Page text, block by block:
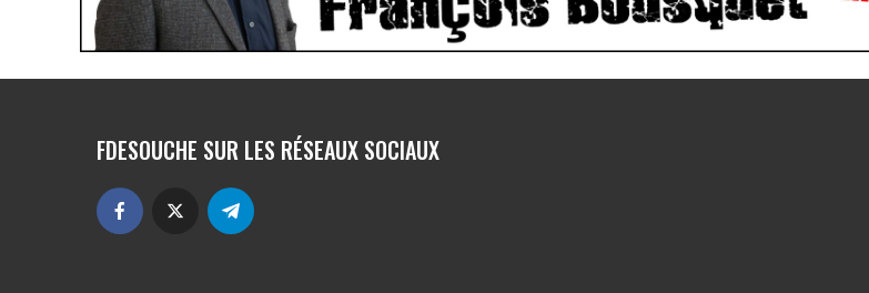
FDESOUCHE SUR LES RÉSEAUX SOCIAUX